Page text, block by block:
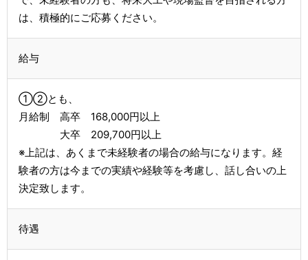
は、積極的にご応募ください。
給与
①②とも、
月給制 高卒 168,000円以上
大卒 209,700円以上
※上記は、あくまで未経験者の場合の給与になります。経
験者の方は今までの実績や経験等を考慮し、話し合いの上
決定致します。
待遇